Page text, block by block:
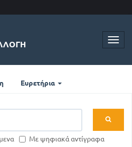
Ευρετήρια
Με ψηφιακά αντίγραφα